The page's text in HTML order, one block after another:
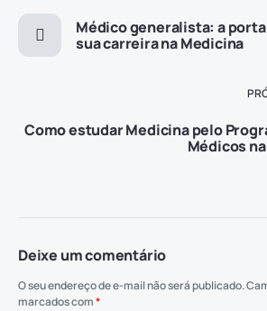
Médico generalista: a
sua carreira na Medicina
Como estudar Medicina pelo
Médicos
Deixe um comentário
O seu endereço de e-mail não será publicado.
marcados com*